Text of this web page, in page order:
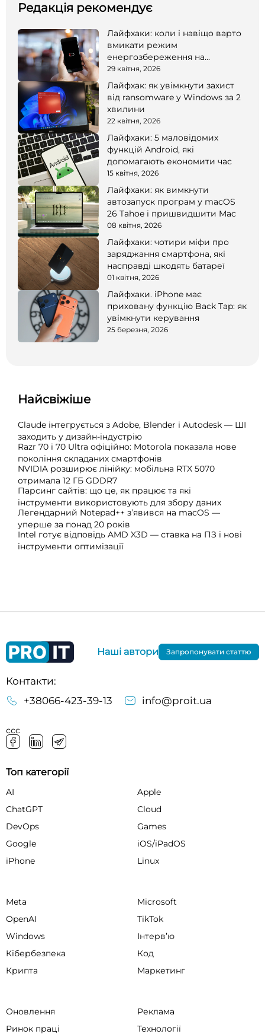
Редакція рекомендує
Лайфхаки: коли і навіщо варто
вмикати режим
енергозбереження на
смартфоні
29 квітня, 2026
Лайфхак: як увімкнути захист
від ransomware у Windows за 2
хвилини
22 квітня, 2026
Лайфхаки: 5 маловідомих
функцій Android, які
допомагають економити час
15 квітня, 2026
Лайфхаки: як вимкнути
автозапуск програм у macOS
26 Tahoe і пришвидшити Mac
08 квітня, 2026
Лайфхаки: чотири міфи про
заряджання смартфона, які
насправді шкодять батареї
01 квітня, 2026
Лайфхаки. iPhone має
приховану функцію Back Tap: як
увімкнути керування
25 березня, 2026
Найсвіжіше
Claude інтегрується з Adobe, Blender і Autodesk — ШІ
заходить у дизайн-індустрію
Razr 70 і 70 Ultra офіційно: Motorola показала нове
покоління складаних смартфонів
NVIDIA розширює лінійку: мобільна RTX 5070
отримала 12 ГБ GDDR7
Парсинг сайтів: що це, як працює та які
інструменти використовують для збору даних
Легендарний Notepad++ з’явився на macOS —
уперше за понад 20 років
Intel готує відповідь AMD X3D — ставка на ПЗ і нові
інструменти оптимізації
Контакти:
+38066-423-39-13
info@proit.ua
ссс
Наші автори Запропонувати статтю
Топ категорії
AI
Apple
ChatGPT
Cloud
DevOps
Games
Google
iOS/iPadOS
iPhone
Linux
Meta
Microsoft
OpenAI
TikTok
Windows
Інтервʼю
Кібербезпека
Код
Крипта
Маркетинг
Оновлення
Реклама
Ринок праці
Технології